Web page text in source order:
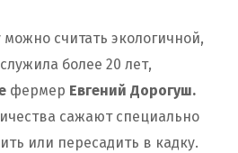
считать экологичной,
более 20 лет,
фермер Евгений Дорогуш.
сажают специально
или пересадить в кадку.